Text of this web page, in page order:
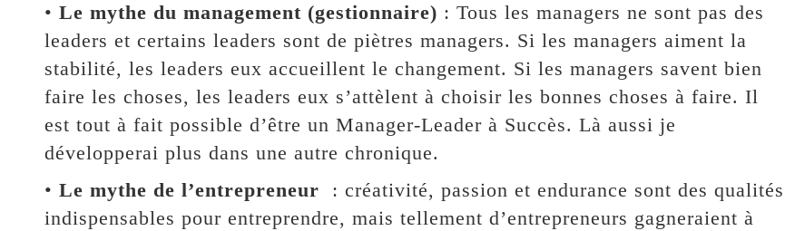
• Le mythe du management (gestionnaire) : Tous les managers ne sont pas des
leaders et certains leaders sont de piètres managers. Si les managers aiment la
stabilité, les leaders eux accueillent le changement. Si les managers savent bien
faire les choses, les leaders eux s’attèlent à choisir les bonnes choses à faire. Il
est tout à fait possible d’être un Manager-Leader à Succès. Là aussi je
développerai plus dans une autre chronique.
• Le mythe de l’entrepreneur
: créativité, passion et endurance sont des qualités
indispensables pour entreprendre, mais tellement d’entrepreneurs gagneraient à